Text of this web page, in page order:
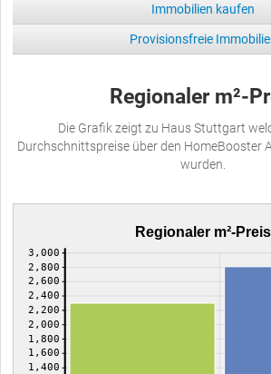
Immobilien kaufen
Provisionsfreie
Regionaler m²-
Die Grafik zeigt zu Haus Stuttgart
Durchschnittspreise über den HomeBooster
wurden.
Regionaler m²-Preis
1,400
1,600
1,800
2,000
2,200
2,400
2,600
2,800
3,000